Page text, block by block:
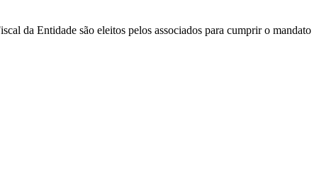
da Entidade são eleitos pelos associados para cumprir o mandato